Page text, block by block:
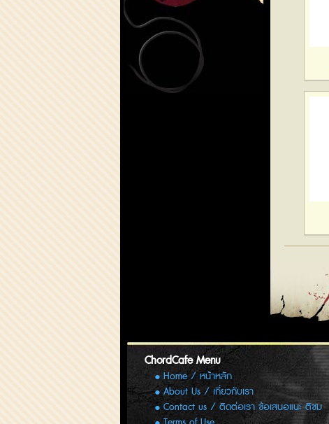
ChordCafe Menu
Home / หน้าหลัก
About Us / เกี่ยวกับเรา
Contact us / ติดต่อเรา ข้อเสนอแนะ ติชม